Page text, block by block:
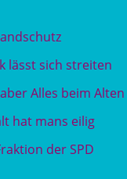
lässt sich streiten
Alles beim Alten
hat mans eilig
der SPD